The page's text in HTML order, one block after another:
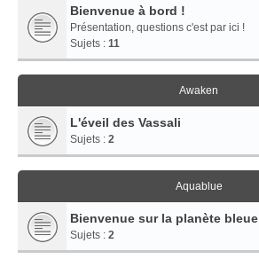
Bienvenue à bord !
Présentation, questions c'est par ici !
Sujets : 11
Awaken
L'éveil des Vassali
Sujets : 2
Aquablue
Bienvenue sur la planète bleue
Sujets : 2